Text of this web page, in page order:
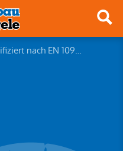
Zertifiziert nach EN 1090 bis EXC3